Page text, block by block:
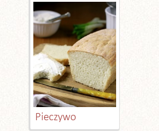
Pieczywo